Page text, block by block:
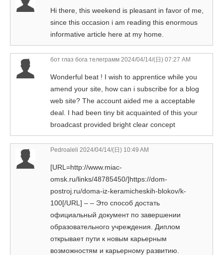
Hi there, this weekend is pleasant in favor of me,
since this occasion i am reading this enormous
informative article here at my home.
бот глаз бога телеграмм 2024/04/14/(日) 07:27 AM
Wonderful beat ! I wish to apprentice while you
amend your site, how can i subscribe for a blog
web site? The account aided me a acceptable
deal. I had been tiny bit acquainted of this your
broadcast provided bright clear concept
Pedroaleli 2024/04/14/(日) 10:49 AM
[URL=http://www.miac-
omsk.ru/links/48785450/]https://dom-
postroj.ru/doma-iz-keramicheskih-blokov/k-
100[/URL] – – Это способ достать
официальный документ по завершении
образовательного учреждения. Диплом
открывает пути к новым карьерным
возможностям и карьерному развитию.